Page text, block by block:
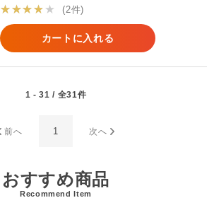
★★★★★
(2件)
カートに入れる
1 - 31 / 全31件
前へ 1 次へ
おすすめ商品
Recommend Item